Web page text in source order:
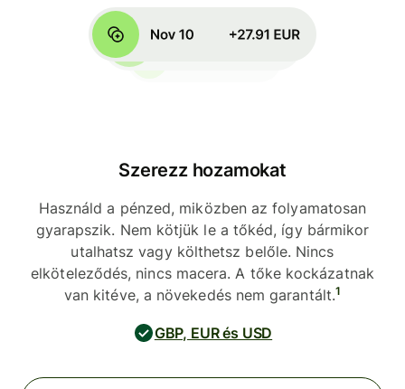
Szerezz hozamokat
Használd a pénzed, miközben az folyamatosan
gyarapszik. Nem kötjük le a tőkéd, így bármikor
utalhatsz vagy költhetsz belőle. Nincs
elköteleződés, nincs macera. A tőke kockázatnak
van kitéve, a növekedés nem garantált.1
GBP, EUR és USD